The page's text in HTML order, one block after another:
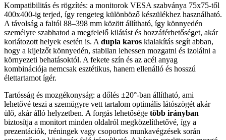
Kompatibilitás és rögzítés: a monitorok VESA szabványa 75x75-től
400x400-ig terjed, így rengeteg különböző készülékhez használható.
A távolság a faltól 88–398 mm között állítható, így könnyedén
személyre szabhatod a megfelelő kilátást és hozzáférhetőséget, akár
korlátozott helyek esetén is. A dupla karos kialakítás segít abban,
hogy a kijelzőt könnyedén, stabilan lehessen mozgatni és izolálni a
környezeti behatásoktól. A fekete szín és az acél anyag
kombinációja nemcsak esztétikus, hanem ellenálló és hosszú
élettartamot ígér.
Tartósság és mozgékonyság: a dőlés ±20°-ban állítható, ami
lehetővé teszi a szemügyre vett tartalom optimális látószögét akár
ülő, akár álló helyzetben. A forgás lehetősége több irányban
biztosítja a monitort minden oldalról megközelíthetővé, így a
prezentációk, tréningek vagy csoportos munkavégzések során